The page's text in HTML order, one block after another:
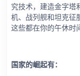
究技术，建造金字塔
机、战列舰和坦克征
这些都在你的午休时
国家的崛起有：